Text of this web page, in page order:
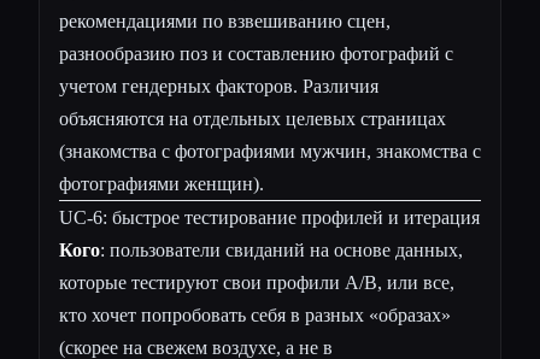
рекомендациями по взвешиванию сцен,
разнообразию поз и составлению фотографий с
учетом гендерных факторов. Различия
объясняются на отдельных целевых страницах
(знакомства с фотографиями мужчин, знакомства с
фотографиями женщин).
UC-6: быстрое тестирование профилей и итерация
Кого: пользователи свиданий на основе данных,
которые тестируют свои профили A/B, или все,
кто хочет попробовать себя в разных «образах»
(скорее на свежем воздухе, а не в